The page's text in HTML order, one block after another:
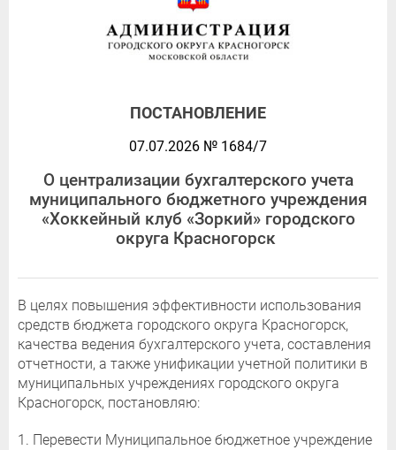
ПОСТАНОВЛЕНИЕ
07.07.2026 № 1684/7
О централизации бухгалтерского учета
муниципального бюджетного учреждения
«Хоккейный клуб «Зоркий» городского
округа Красногорск
В целях повышения эффективности использования
средств бюджета городского округа Красногорск,
качества ведения бухгалтерского учета, составления
отчетности, а также унификации учетной политики в
муниципальных учреждениях городского округа
Красногорск, постановляю:
1. Перевести Муниципальное бюджетное учреждение